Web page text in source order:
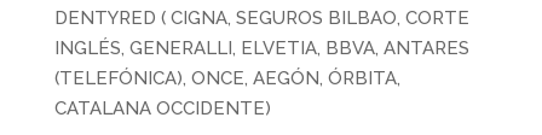
DENTYRED ( CIGNA, SEGUROS BILBAO, CORTE
INGLÉS, GENERALLI, ELVETIA, BBVA, ANTARES
(TELEFÓNICA), ONCE, AEGÓN, ÓRBITA,
CATALANA OCCIDENTE)